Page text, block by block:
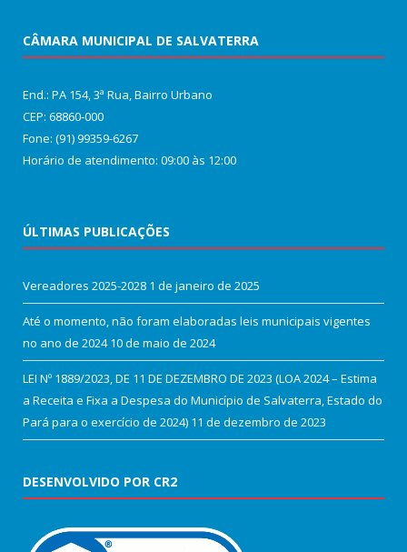
CÂMARA MUNICIPAL DE SALVATERRA
End.: PA 154, 3ª Rua, Bairro Urbano
CEP: 68860‑000
Fone: (91) 99359-6267
Horário de atendimento: 09:00 às 12:00
ÚLTIMAS PUBLICAÇÕES
Vereadores 2025-2028 1 de janeiro de 2025
Até o momento, não foram elaboradas leis municipais vigentes
no ano de 2024 10 de maio de 2024
LEI Nº 1889/2023, DE 11 DE DEZEMBRO DE 2023 (LOA 2024 – Estima
a Receita e Fixa a Despesa do Município de Salvaterra, Estado do
Pará para o exercício de 2024) 11 de dezembro de 2023
DESENVOLVIDO POR CR2